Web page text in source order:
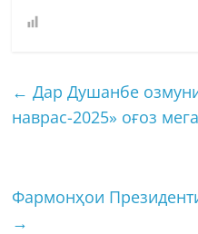
← Дар Душанбе
наврас-2025» оғоз
Фармонҳои
→